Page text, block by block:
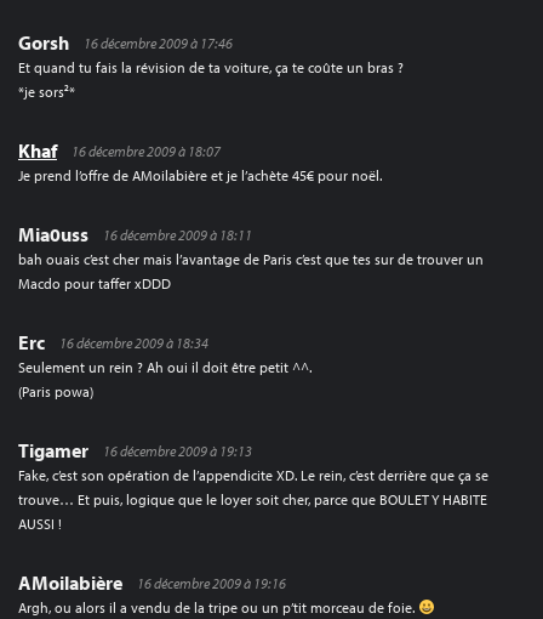
Gorsh
16 décembre 2009 à 17:46
Et quand tu fais la révision de ta voiture, ça te coûte un bras ?
*je sors²*
Khaf
16 décembre 2009 à 18:07
Je prend l’offre de AMoilabière et je l’achète 45€ pour noël.
Mia0uss
16 décembre 2009 à 18:11
bah ouais c’est cher mais l’avantage de Paris c’est que tes sur de trouver un
Macdo pour taffer xDDD
Erc
16 décembre 2009 à 18:34
Seulement un rein ? Ah oui il doit être petit ^^.
(Paris powa)
Tigamer
16 décembre 2009 à 19:13
Fake, c’est son opération de l’appendicite XD. Le rein, c’est derrière que ça se
trouve… Et puis, logique que le loyer soit cher, parce que BOULET Y HABITE
AUSSI !
AMoilabière
16 décembre 2009 à 19:16
Argh, ou alors il a vendu de la tripe ou un p’tit morceau de foie.